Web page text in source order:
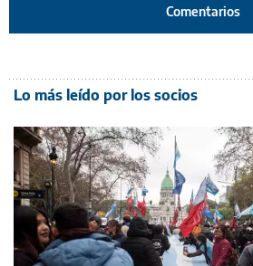
Comentarios
Lo más leído por los socios